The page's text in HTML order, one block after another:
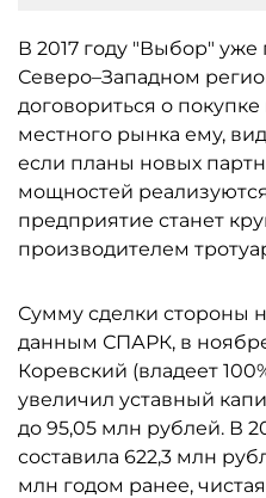
В 2017 году "Выбор" уже
Северо–Западном
договориться о покупке
местного рынка ему,
если планы новых
мощностей
предприятие станет
производителем
Сумму сделки стороны
данным СПАРК, в
Коревский (владеет
увеличил уставный
до 95,05 млн рублей. В
составила 622,3 млн
млн годом ранее,